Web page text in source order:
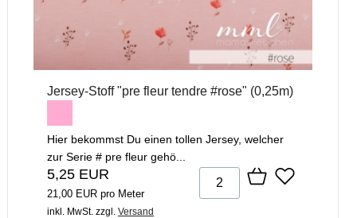
Jersey-Stoff "pre fleur tendre #rose" (0,25m)
Hier bekommst Du einen tollen Jersey, welcher
zur Serie # pre fleur gehö...
5,25 EUR
21,00 EUR pro Meter
inkl. MwSt. zzgl. Versand